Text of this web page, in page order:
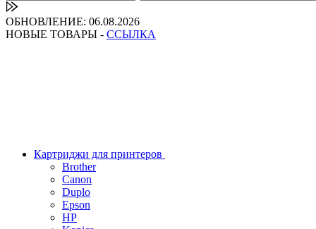
ОБНОВЛЕНИЕ: 06.08.2026
НОВЫЕ ТОВАРЫ - ССЫЛКА
Картриджи для принтеров
Brother
Canon
Duplo
Epson
HP